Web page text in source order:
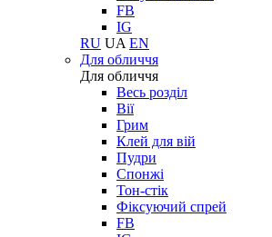
FB
IG
RU UA EN
Для обличчя
Для обличчя
Весь розділ
Вії
Грим
Клей для вій
Пудри
Спонжі
Тон-стік
Фіксуючий спрей
FB